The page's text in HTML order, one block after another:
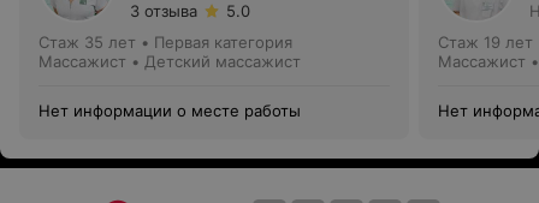
3 отзыва
5.0
Стаж 35 лет • Первая категория
Массажист • Детский массажист
Нет информации о месте работы
Стаж 19 лет
Массажист
Нет